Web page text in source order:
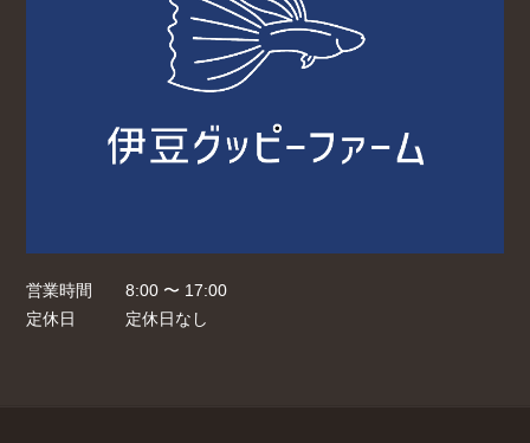
営業時間
8:00 〜 17:00
定休日
定休日なし